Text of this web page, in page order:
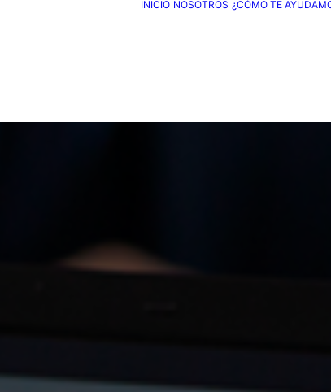
INICIO NOSOTROS ¿CÓMO TE